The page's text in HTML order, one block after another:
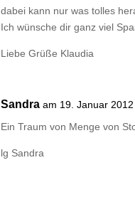
dabei kann nur was tolles
Ich wünsche dir ganz viel
Liebe Grüße Klaudia
Sandra am 19. Januar
Ein Traum von Menge von
lg Sandra